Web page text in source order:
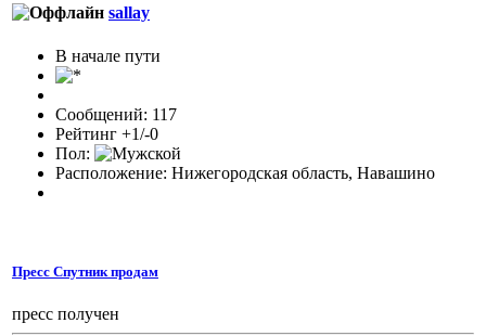
sallay
В начале пути
Сообщений: 117
Рейтинг +1/-0
Пол:
Расположение: Нижегородская область, Навашино
Пресс Спутник продам
пресс получен